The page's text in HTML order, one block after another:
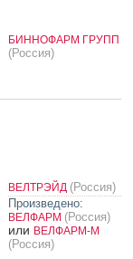
БИННОФАРМ ГРУПП
(Россия)
ВЕЛТРЭЙД (Россия)
Произведено:
ВЕЛФАРМ (Россия)
или ВЕЛФАРМ-М
(Россия)